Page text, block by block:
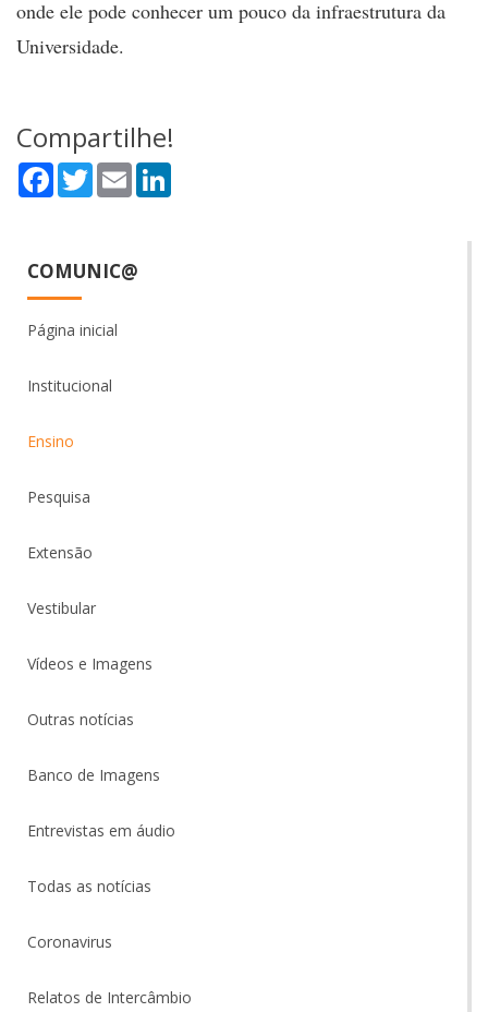
onde ele pode conhecer um pouco da infraestrutura da
Universidade.
Compartilhe!
Facebook
TwitterEmail
COMUNIC@
Página inicial
Institucional
Ensino
Pesquisa
Extensão
Vestibular
Vídeos e Imagens
Outras notícias
Banco de Imagens
Entrevistas em áudio
Todas as notícias
Coronavirus
Relatos de Intercâmbio